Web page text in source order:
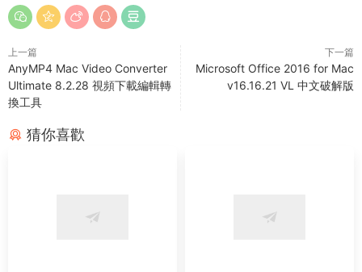
上一篇
AnyMP4 Mac Video Converter
Ultimate 8.2.28 視頻下載編輯轉
換工具
下一篇
Microsoft Office 2016 for Mac
v16.16.21 VL 中文破解版
猜你喜歡